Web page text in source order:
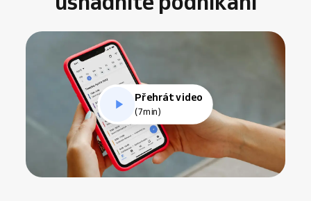
Přehrát video
(7min)